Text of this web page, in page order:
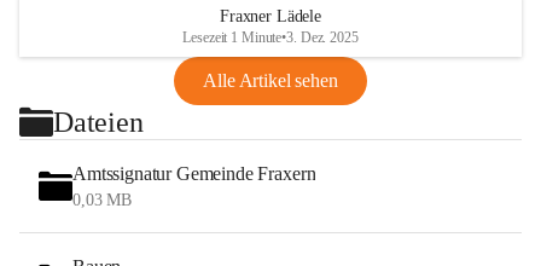
Fraxner Lädele
Lesezeit 1 Minute•3. Dez. 2025
Alle Artikel sehen
Dateien
Amtssignatur Gemeinde Fraxern
0,03 MB